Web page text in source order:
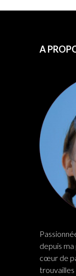
A
depuis
cœur de
trouvailles